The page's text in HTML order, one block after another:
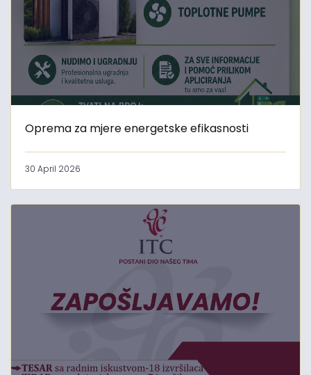
Oprema za mjere energetske efikasnosti
30 April 2026